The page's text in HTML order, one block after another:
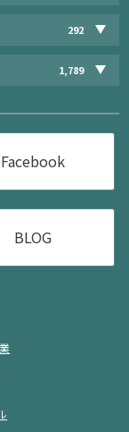
292
1,789
Facebook
BLOG